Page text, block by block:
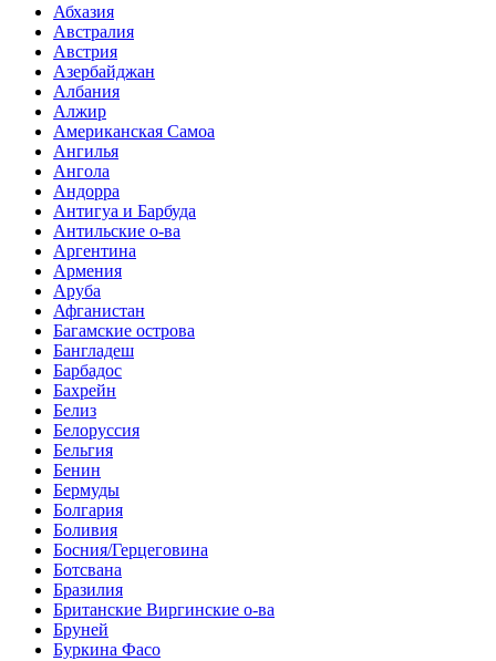
Абхазия
Австралия
Австрия
Азербайджан
Албания
Алжир
Американская Самоа
Ангилья
Ангола
Андорра
Антигуа и Барбуда
Антильские о-ва
Аргентина
Армения
Аруба
Афганистан
Багамские острова
Бангладеш
Барбадос
Бахрейн
Белиз
Белоруссия
Бельгия
Бенин
Бермуды
Болгария
Боливия
Босния/Герцеговина
Ботсвана
Бразилия
Британские Виргинские о-ва
Бруней
Буркина Фасо